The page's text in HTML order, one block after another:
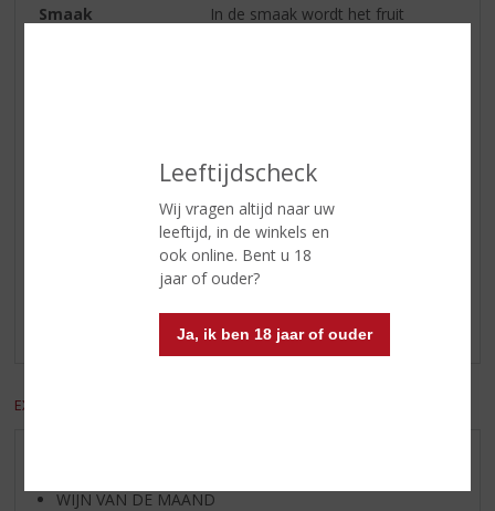
Leeftijdscheck
Wij vragen altijd naar uw
leeftijd, in de winkels en
ook online. Bent u 18
jaar of ouder?
Ja, ik ben 18 jaar of ouder
Smaak
In de smaak wordt het fruit
Reviews
Schrijf een review
Er zijn nog geen reviews geplaatst voor dit product
EXCL. BTW
WIJN VAN DE MAAND